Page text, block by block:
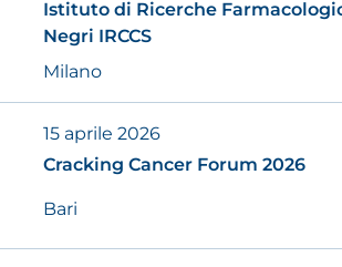
Istituto di Ricerche
Negri IRCCS
Milano
15 aprile 2026
Cracking Cancer Forum 2026
Bari